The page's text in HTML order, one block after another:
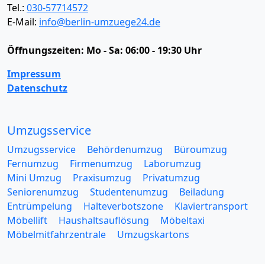
Tel.: 030-57714572
E-Mail: info@berlin-umzuege24.de
Öffnungszeiten: Mo - Sa: 06:00 - 19:30 Uhr
Impressum
Datenschutz
Umzugsservice
Umzugsservice Behördenumzug
Büroumzug
Fernumzug
Firmenumzug
Laborumzug
Mini Umzug
Praxisumzug
Privatumzug
Seniorenumzug
Studentenumzug
Beiladung
Entrümpelung
Halteverbotszone
Klaviertransport
Möbellift
Haushaltsauflösung
Möbeltaxi
Möbelmitfahrzentrale
Umzugskartons